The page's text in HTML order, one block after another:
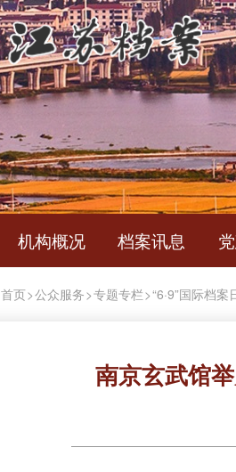
机构概况 档案讯息
首页>公众服务>专题专栏>“6·9”国际档案
南京玄武馆